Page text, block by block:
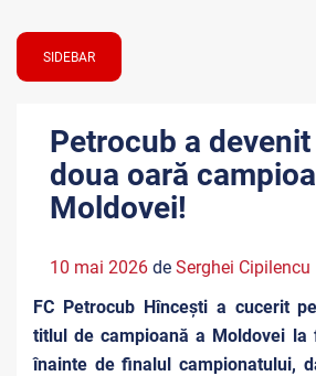
SIDEBAR
Petrocub a
doua oară
Moldovei!
10 mai 2026 de Serghei Cipilencu
FC Petrocub Hîncești a cucerit
titlul de campioană a Moldovei la
înainte de finalul campionatului,